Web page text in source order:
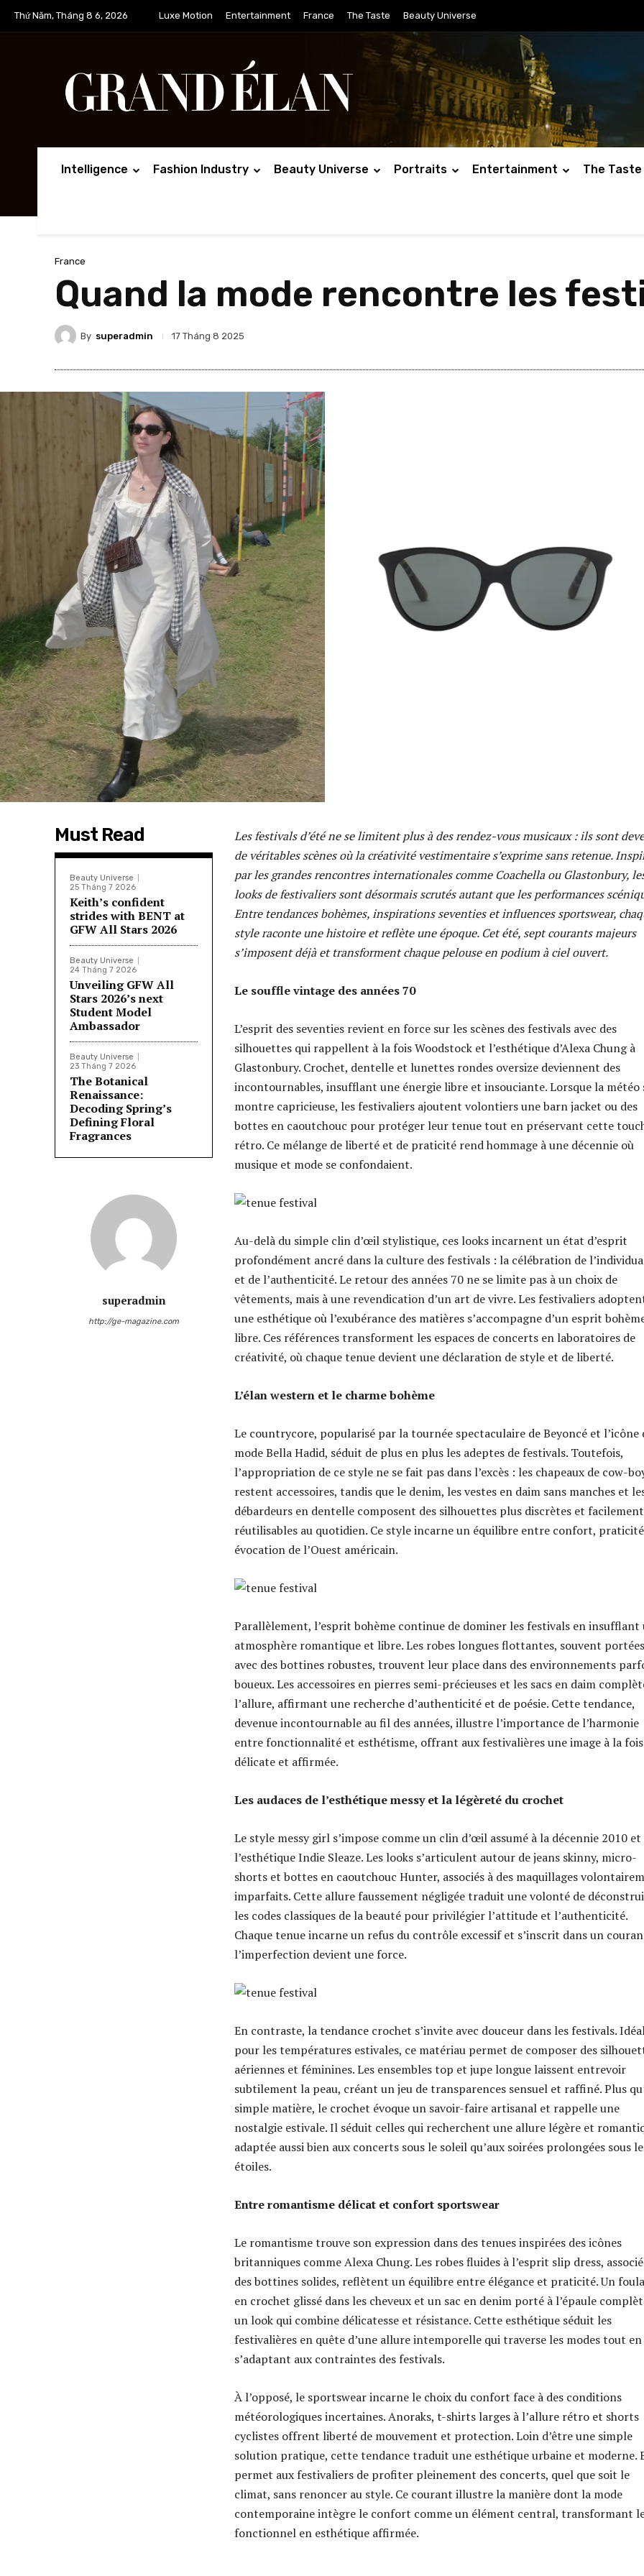
Thứ Năm, Tháng 8 6, 2026 Luxe Motion Entertainment France The Taste Beauty Universe
Intelligence Fashion Industry Beauty Universe Portraits Entertainment The Taste
France
Quand la mode rencontre les
By superadmin 17 Tháng 8 2025
Must Read
Beauty Universe
25 Tháng 7 2026
Keith’s confident
strides with BENT at
GFW All Stars 2026
Beauty Universe
24 Tháng 7 2026
Unveiling GFW All
Stars 2026’s next
Student Model
Ambassador
Beauty Universe
23 Tháng 7 2026
The Botanical
Renaissance:
Decoding Spring’s
Defining Floral
Fragrances
superadmin
http://ge-magazine.com
Les festivals d’été ne se limitent plus à des rendez-vous musicaux : ils sont
de véritables scènes où la créativité vestimentaire s’exprime sans retenue.
par les grandes rencontres internationales comme Coachella ou Glastonbury,
looks de festivaliers sont désormais scrutés autant que les performances
Entre tendances bohèmes, inspirations seventies et influences sportswear,
style raconte une histoire et reflète une époque. Cet été, sept courants majeurs
s’imposent déjà et transforment chaque pelouse en podium à ciel ouvert.
Le souffle vintage des années 70
L’esprit des seventies revient en force sur les scènes des festivals avec des
silhouettes qui rappellent à la fois Woodstock et l’esthétique d’Alexa Chung à
Glastonbury. Crochet, dentelle et lunettes rondes oversize deviennent des
incontournables, insufflant une énergie libre et insouciante. Lorsque la météo
montre capricieuse, les festivaliers ajoutent volontiers une barn jacket ou des
bottes en caoutchouc pour protéger leur tenue tout en préservant cette
rétro. Ce mélange de liberté et de praticité rend hommage à une décennie où
musique et mode se confondaient.
Au-delà du simple clin d’œil stylistique, ces looks incarnent un état d’esprit
profondément ancré dans la culture des festivals : la célébration de
et de l’authenticité. Le retour des années 70 ne se limite pas à un choix de
vêtements, mais à une revendication d’un art de vivre. Les festivaliers
une esthétique où l’exubérance des matières s’accompagne d’un esprit
libre. Ces références transforment les espaces de concerts en laboratoires de
créativité, où chaque tenue devient une déclaration de style et de liberté.
L’élan western et le charme bohème
Le countrycore, popularisé par la tournée spectaculaire de Beyoncé et l’icône
mode Bella Hadid, séduit de plus en plus les adeptes de festivals. Toutefois,
l’appropriation de ce style ne se fait pas dans l’excès : les chapeaux de cow-
restent accessoires, tandis que le denim, les vestes en daim sans manches et
débardeurs en dentelle composent des silhouettes plus discrètes et facilement
réutilisables au quotidien. Ce style incarne un équilibre entre confort,
évocation de l’Ouest américain.
Parallèlement, l’esprit bohème continue de dominer les festivals en insufflant
atmosphère romantique et libre. Les robes longues flottantes, souvent portées
avec des bottines robustes, trouvent leur place dans des environnements
boueux. Les accessoires en pierres semi-précieuses et les sacs en daim
l’allure, affirmant une recherche d’authenticité et de poésie. Cette tendance,
devenue incontournable au fil des années, illustre l’importance de l’harmonie
entre fonctionnalité et esthétisme, offrant aux festivalières une image à la fois
délicate et affirmée.
Les audaces de l’esthétique messy et la légèreté du crochet
Le style messy girl s’impose comme un clin d’œil assumé à la décennie 2010 et
l’esthétique Indie Sleaze. Les looks s’articulent autour de jeans skinny, micro-
shorts et bottes en caoutchouc Hunter, associés à des maquillages
imparfaits. Cette allure faussement négligée traduit une volonté de
les codes classiques de la beauté pour privilégier l’attitude et l’authenticité.
Chaque tenue incarne un refus du contrôle excessif et s’inscrit dans un
l’imperfection devient une force.
En contraste, la tendance crochet s’invite avec douceur dans les festivals.
pour les températures estivales, ce matériau permet de composer des
aériennes et féminines. Les ensembles top et jupe longue laissent entrevoir
subtilement la peau, créant un jeu de transparences sensuel et raffiné. Plus
simple matière, le crochet évoque un savoir-faire artisanal et rappelle une
nostalgie estivale. Il séduit celles qui recherchent une allure légère et
adaptée aussi bien aux concerts sous le soleil qu’aux soirées prolongées sous
étoiles.
Entre romantisme délicat et confort sportswear
Le romantisme trouve son expression dans des tenues inspirées des icônes
britanniques comme Alexa Chung. Les robes fluides à l’esprit slip dress,
des bottines solides, reflètent un équilibre entre élégance et praticité. Un
en crochet glissé dans les cheveux et un sac en denim porté à l’épaule
un look qui combine délicatesse et résistance. Cette esthétique séduit les
festivalières en quête d’une allure intemporelle qui traverse les modes tout en
s’adaptant aux contraintes des festivals.
À l’opposé, le sportswear incarne le choix du confort face à des conditions
météorologiques incertaines. Anoraks, t-shirts larges à l’allure rétro et shorts
cyclistes offrent liberté de mouvement et protection. Loin d’être une simple
solution pratique, cette tendance traduit une esthétique urbaine et moderne.
permet aux festivaliers de profiter pleinement des concerts, quel que soit le
climat, sans renoncer au style. Ce courant illustre la manière dont la mode
contemporaine intègre le confort comme un élément central, transformant
fonctionnel en esthétique affirmée.